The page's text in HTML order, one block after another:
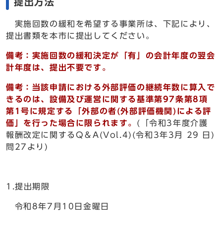
実施回数の緩和を希望する事業所は、下記により、
提出書類を本市に提出してください。
備考：実施回数の緩和決定が「有」の会計年度の翌会
計年度は、提出不要です。
備考： 当該申請における外部評価の継続年数に算入で
きるのは、 設備及び運営に関する基準第97条第8項
第1号に規定する「外部の者(外部評価機関 ) による評
価」 を行った場合に限られます。 (「令和3年度介護
報酬改定に関するQ＆A(Vol.4)(令和3年3月 29 日)
問27より)
1.提出期限
令和8年7月10日金曜日